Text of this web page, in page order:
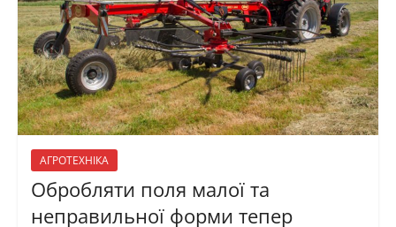
АГРОТЕХНІКА
Обробляти поля малої та
неправильної форми тепер